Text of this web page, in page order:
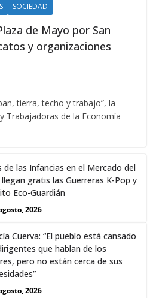
SOCIEDAD
de Mayo por San
y organizaciones
tierra, techo y trabajo”, la
Trabajadoras de la Economía
de las Infancias en el Mercado del
llegan gratis las Guerreras K-Pop y
Eco-Guardián
2026
Cuerva: “El pueblo está cansado
que hablan de los
pero no están cerca de sus
2026